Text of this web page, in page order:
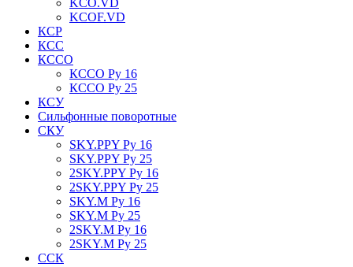
KCO.VD
KCOF.VD
КСР
КСС
КССО
КССО Ру 16
КССО Ру 25
КСУ
Сильфонные поворотные
СКУ
SKY.PPY Ру 16
SKY.PPY Ру 25
2SKY.PPY Ру 16
2SKY.PPY Ру 25
SKY.M Ру 16
SKY.M Ру 25
2SKY.M Ру 16
2SKY.M Ру 25
ССК